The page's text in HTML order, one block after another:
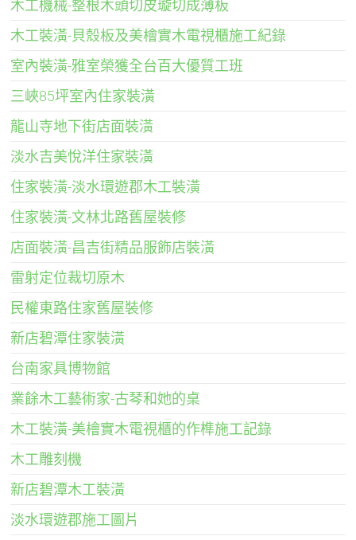
木工機械-整根木頭切皮璇切成薄板
木工裝潢-貝殼板及美檜實木電視櫃施工紀錄
室內裝潢-雅室榮獲全台百大優質工班
三峽85坪室內住家裝潢
龍山寺地下街店面裝潢
淡水吉美悅洋住家裝潢
住家裝潢-淡水環遊郡木工裝潢
住家裝潢-文林北路舊屋裝修
店面裝潢-昌吉街精品服飾店裝潢
雷射定位裁切原木
民權東路住家舊屋裝修
新店碧潭住家裝潢
台南家具博物館
業餘木工藝術家-古琴和她的桌
木工裝潢-美檜實木電視櫃的作榫施工記錄
木工雕刻機
新店碧潭木工裝潢
淡水環遊郡施工圖片